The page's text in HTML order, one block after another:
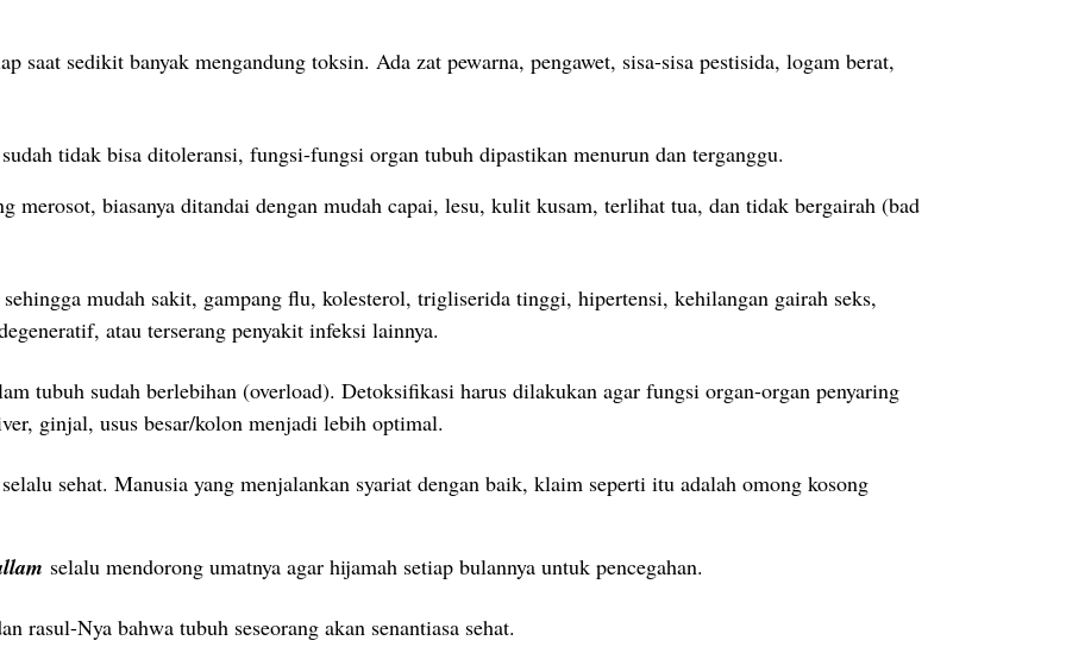
saat sedikit banyak mengandung toksin. Ada zat pewarna, pengawet, sisa-sisa pestisida, logam berat,
tidak bisa ditoleransi, fungsi-fungsi organ tubuh dipastikan menurun dan terganggu.
merosot, biasanya ditandai dengan mudah capai, lesu, kulit kusam, terlihat tua, dan tidak bergairah (bad
mudah sakit, gampang flu, kolesterol, trigliserida tinggi, hipertensi, kehilangan gairah seks,
atau terserang penyakit infeksi lainnya.
tubuh sudah berlebihan (overload). Detoksifikasi harus dilakukan agar fungsi organ-organ penyaring
ginjal, usus besar/kolon menjadi lebih optimal.
sehat. Manusia yang menjalankan syariat dengan baik, klaim seperti itu adalah omong kosong
selalu mendorong umatnya agar hijamah setiap bulannya untuk pencegahan.
rasul-Nya bahwa tubuh seseorang akan senantiasa sehat.